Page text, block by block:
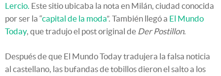
Lercio. Este sitio ubicaba la nota en Milán, ciudad conocida
por ser la “capital de la moda”. También llegó a El Mundo
Today, que tradujo el post original de Der Postillon.
Después de que El Mundo Today tradujera la falsa noticia
al castellano, las bufandas de tobillos dieron el salto a los